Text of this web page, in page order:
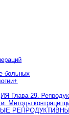
больных
+
29.
Методы